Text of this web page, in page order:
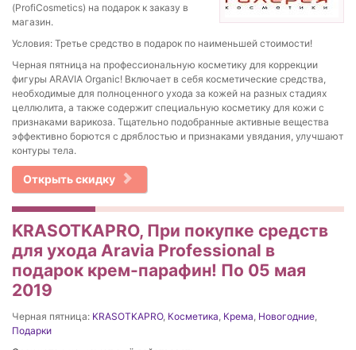
(ProfiCosmetics) на подарок к заказу в
магазин.
Условия: Третье средство в подарок по наименьшей стоимости!
Черная пятница на профессиональную косметику для коррекции
фигуры ARAVIA Organic! Включает в себя косметические средства,
необходимые для полноценного ухода за кожей на разных стадиях
целлюлита, а также содержит специальную косметику для кожи с
признаками варикоза. Тщательно подобранные активные вещества
эффективно борются с дряблостью и признаками увядания, улучшают
контуры тела.
Открыть скидку
KRASOTKAPRO, При покупке средств
для ухода Aravia Professional в
подарок крем-парафин! По 05 мая
2019
Черная пятница: KRASOTKAPRO, Косметика Крема Новогодние
Подарки